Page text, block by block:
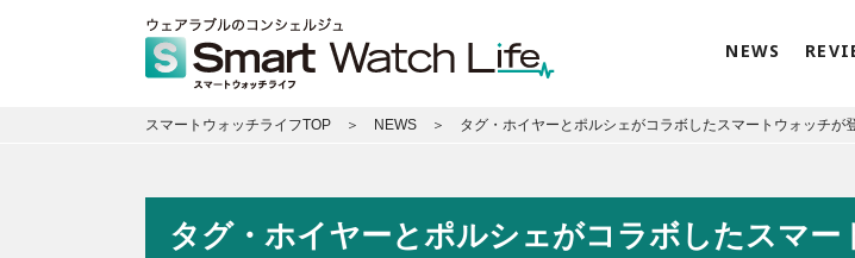
NEWS
スマートウォッチライフTOP NEWS タグ・ホイヤーとポルシェがコラボしたスマートウォッチが
タグ・ホイヤーとポルシェがコラボしたスマー